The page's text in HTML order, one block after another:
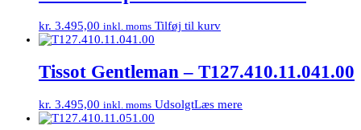
kr. 3.495,00 inkl. moms Tilføj til kurv
Tissot Gentleman – T127.410.11.041.00
kr. 3.495,00 inkl. moms UdsolgtLæs mere